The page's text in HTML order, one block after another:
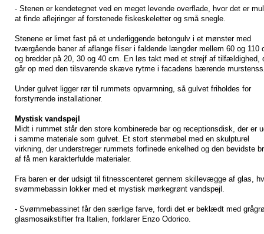
- Stenen er kendetegnet ved en meget levende overflade, hvor det er
at finde aflejringer af forstenede fiskeskeletter og små snegle.
Stenene er limet fast på et underliggende betongulv i et mønster med
tværgående baner af aflange fliser i faldende længder mellem 60 og 110
og bredder på 20, 30 og 40 cm. En løs takt med et strejf af tilfældighed,
går op med den tilsvarende skæve rytme i facadens bærende
Under gulvet ligger rør til rummets opvarmning, så gulvet friholdes for
forstyrrende installationer.
Mystisk vandspejl
Midt i rummet står den store kombinerede bar og receptionsdisk, der er
i samme materiale som gulvet. Et stort stenmøbel med en skulpturel
virkning, der understreger rummets forfinede enkelhed og den bevidste
af få men karakterfulde materialer.
Fra baren er der udsigt til fitnesscenteret gennem skillevægge af glas,
svømmebassin lokker med et mystisk mørkegrønt vandspejl.
- Svømmebassinet får den særlige farve, fordi det er beklædt med
glasmosaikstifter fra Italien, forklarer Enzo Odorico.